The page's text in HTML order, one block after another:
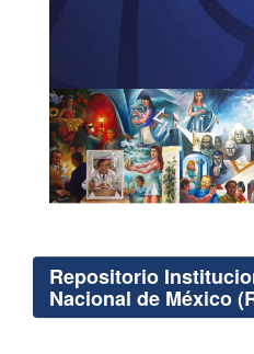
Repositorio
Nacional de México